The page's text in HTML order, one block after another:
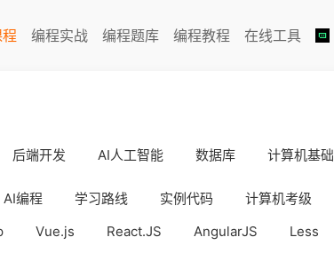
编程实战 编程题库 编程教程 在线工具
后端开发 AI人工智能 数据库 计算机基础
AI编程 学习路线 实例代码 计算机考级
Vue.js React.JS AngularJS Less